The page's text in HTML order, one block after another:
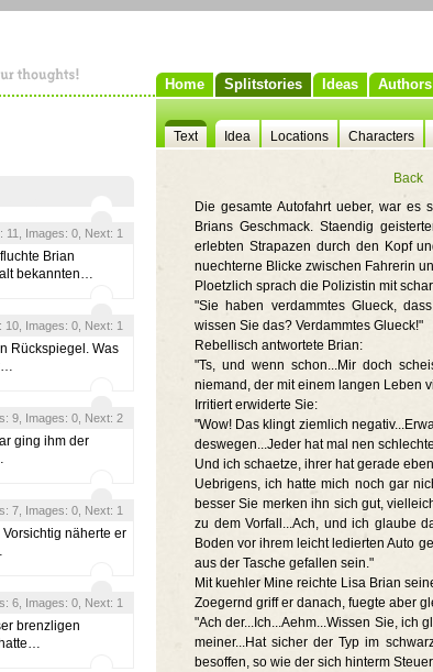
Home Splitstories Ideas Authors
Text Idea Locations Characters
Back
Die gesamte Autofahrt ueber, war es
Brians Geschmack. Staendig
erlebten Strapazen durch den Kopf
nuechterne Blicke zwischen Fahrerin
Ploetzlich sprach die Polizistin mit
"Sie haben verdammtes Glueck,
wissen Sie das? Verdammtes Glueck!"
Rebellisch antwortete Brian:
"Ts, und wenn schon...Mir doch
niemand, der mit einem langen Leben
Irritiert erwiderte Sie:
"Wow! Das klingt ziemlich
deswegen...Jeder hat mal nen
Und ich schaetze, ihrer hat gerade
Uebrigens, ich hatte mich noch gar
besser Sie merken ihn sich gut,
zu dem Vorfall...Ach, und ich glaube
Boden vor ihrem leicht ledierten Auto
aus der Tasche gefallen sein."
Mit kuehler Mine reichte Lisa Brian
Zoegernd griff er danach, fuegte aber
"Ach der...Ich...Aehm...Wissen Sie, ich
meiner...Hat sicher der Typ im
besoffen, so wie der sich hinterm
11, Images: 0, Next: 1
Brian
bekannten…
10, Images: 0, Next: 1
Rückspiegel. Was
9, Images: 0, Next: 2
ging ihm der
7, Images: 0, Next: 1
näherte er
6, Images: 0, Next: 1
brenzligen